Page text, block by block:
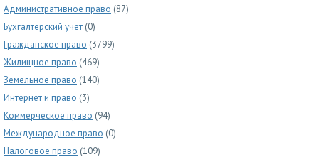
Административное право (87)
Бухгалтерский учет (0)
Гражданское право (3799)
Жилищное право (469)
Земельное право (140)
Интернет и право (3)
Коммерческое право (94)
Международное право (0)
Налоговое право (109)